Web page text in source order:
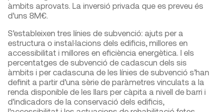
àmbits aprovats. La inversió privada que es preveu és
d’uns 8M€.
S’estableixen tres línies de subvenció: ajuts per a
estructura o instal·lacions dels edificis, millores en
accessibilitat i millores en eficiència energètica. I els
percentatges de subvenció de cadascun dels sis
àmbits i per cadascuna de les línies de subvenció s’han
definit a partir d’una sèrie de paràmetres vinculats a la
renda disponible de les llars per càpita a nivell de barri i
d’indicadors de la conservació dels edificis,